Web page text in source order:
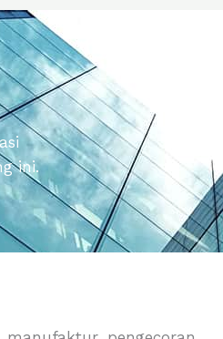
ini.